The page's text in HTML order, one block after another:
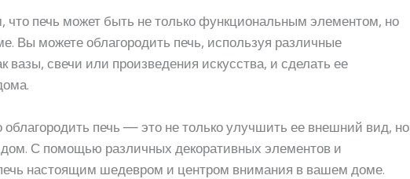
что печь может быть не только функциональным элементом, но
Вы можете облагородить печь, используя различные
вазы, свечи или произведения искусства, и сделать ее
облагородить печь — это не только улучшить ее внешний вид, но
С помощью различных декоративных элементов и
настоящим шедевром и центром внимания в вашем доме.